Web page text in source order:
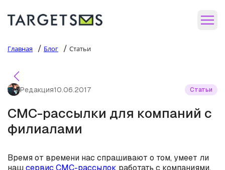
Главная / Блог / Статьи
Редакция10.06.2017 Статьи
СМС-рассылки для компаний с
филиалами
Время от времени нас спрашивают о том, умеет ли
нашсервис СМС-рассылок работать с компаниями,